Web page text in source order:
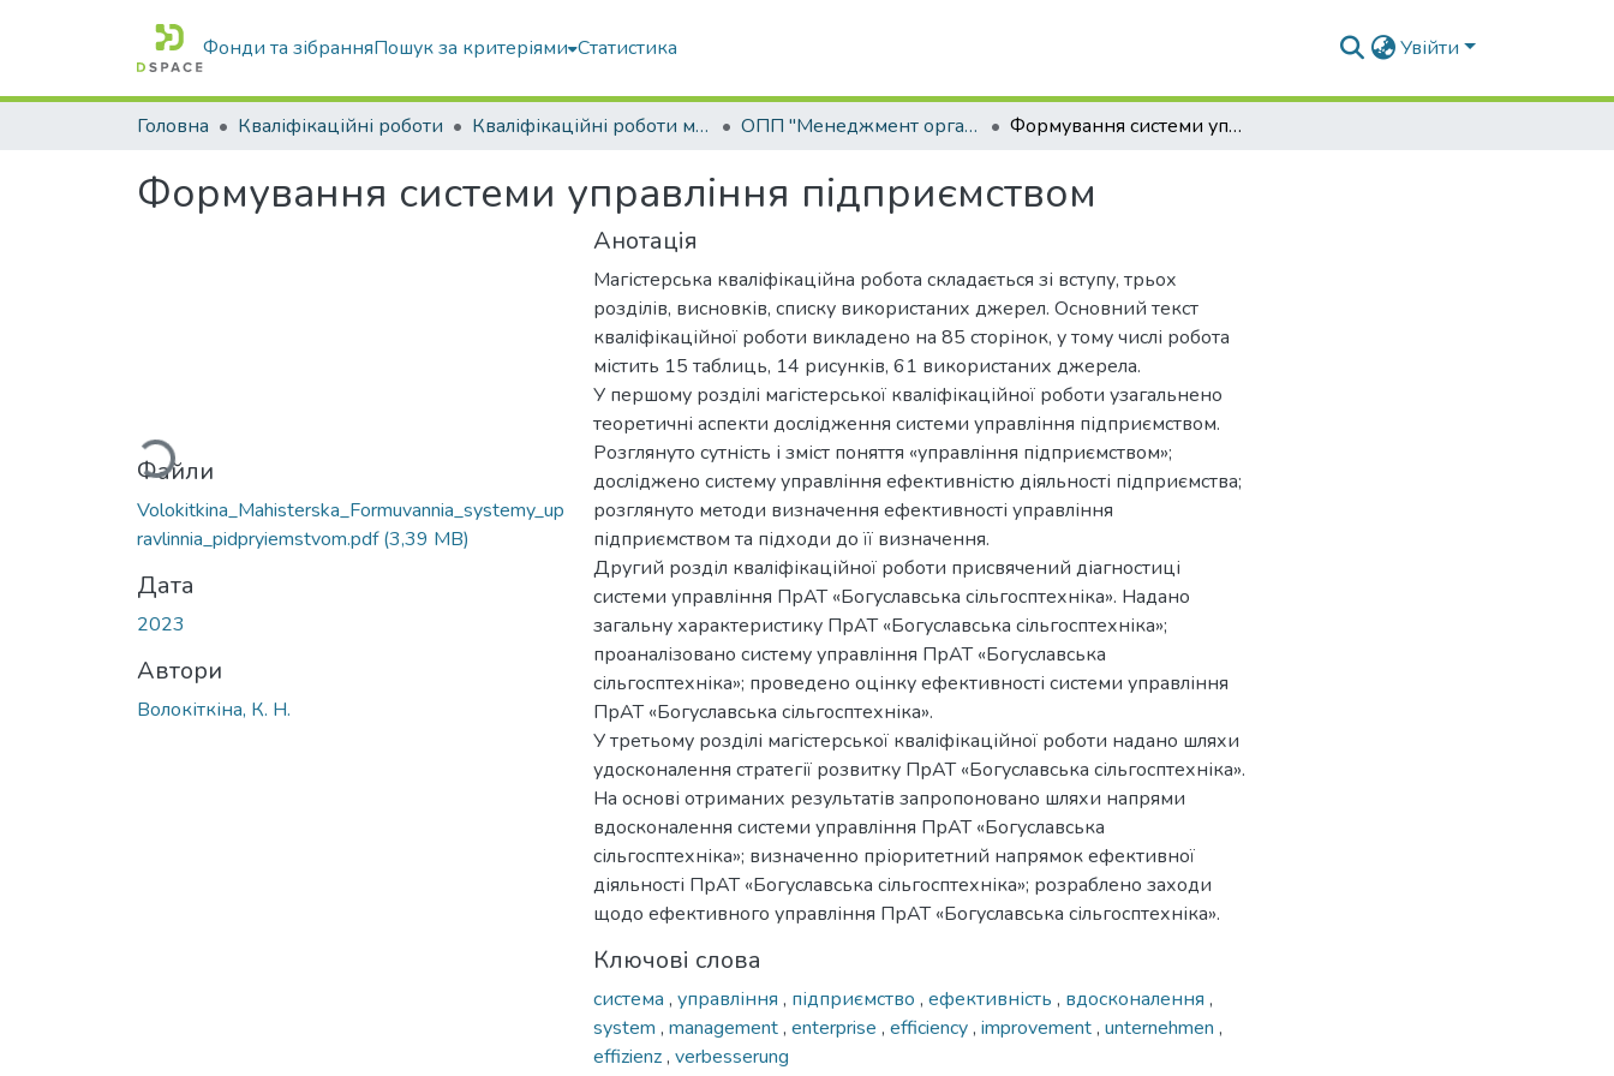
Фонди та зібранняПошук за критеріями Статистика Увійти
Головна Кваліфікаційні роботи Кваліфікаційні роботи магістрів ОПП "Менеджмент організацій і адміністрування" Формування системи управління підприємством
Формування системи управління підприємством
Вантажиться...
Файли
Volokitkina_Mahisterska_Formuvannia_systemy_up
ravlinnia_pidpryiemstvom.pdf(3,39 MB)
Дата
2023
Автори
Волокіткіна, К. Н.
Анотація
Магістерська кваліфікаційна робота складається зі вступу, трьох
розділів, висновків, списку використаних джерел. Основний текст
кваліфікаційної роботи викладено на 85 сторінок, у тому числі робота
містить 15 таблиць, 14 рисунків, 61 використаних джерела.
У першому розділі магістерської кваліфікаційної роботи узагальнено
теоретичні аспекти дослідження системи управління підприємством.
Розглянуто сутність і зміст поняття «управління підприємством»;
досліджено систему управління ефективністю діяльності підприємства;
розглянуто методи визначення ефективності управління
підприємством та підходи до її визначення.
Другий розділ кваліфікаційної роботи присвячений діагностиці
системи управління ПрАТ «Богуславська сільгосптехніка». Надано
загальну характеристику ПрАТ «Богуславська сільгосптехніка»;
проаналізовано систему управління ПрАТ «Богуславська
сільгосптехніка»; проведено оцінку ефективності системи управління
ПрАТ «Богуславська сільгосптехніка».
У третьому розділі магістерської кваліфікаційної роботи надано шляхи
удосконалення стратегії розвитку ПрАТ «Богуславська сільгосптехніка».
На основі отриманих результатів запропоновано шляхи напрями
вдосконалення системи управління ПрАТ «Богуславська
сільгосптехніка»; визначенно пріоритетний напрямок ефективної
діяльності ПрАТ «Богуславська сільгосптехніка»; розраблено заходи
щодо ефективного управління ПрАТ «Богуславська сільгосптехніка».
Ключові слова
система , управління , підприємство , ефективність , вдосконалення ,
system , management, enterprise , efficiency, improvement, unternehmen ,
effizienz, verbesserung